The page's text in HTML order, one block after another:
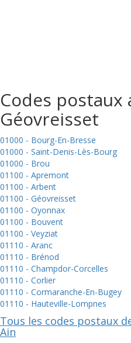
Codes
Géovreisset
01000 - Bourg-En-Bresse
01000 - Saint-Denis-Lès-Bourg
01000 - Brou
01100 - Apremont
01100 - Arbent
01100 - Géovreisset
01100 - Oyonnax
01100 - Bouvent
01100 - Veyziat
01110 - Aranc
01110 - Brénod
01110 - Champdor-Corcelles
01110 - Corlier
01110 - Cormaranche-En-Bugey
01110 - Hauteville-Lompnes
Tous les codes postaux
Ain